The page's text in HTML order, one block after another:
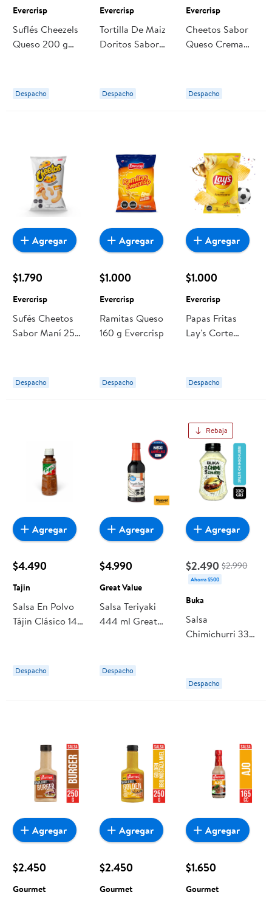
Evercrisp
Suflés Cheezels
Queso 200 g
Despacho
Evercrisp
Tortilla De Maiz
Doritos Sabor
Despacho
Evercrisp
Cheetos Sabor
Queso Crema
Despacho
$1.790
Evercrisp
Sufés Cheetos
Sabor Maní 250
Despacho
Agregar
$1.000
Evercrisp
Ramitas Queso
160 g Evercrisp
Despacho
Agregar
$1.000
Evercrisp
Papas Fritas
Lay's Corte
Despacho
Agregar
$4.490
Tajin
Salsa En Polvo
Tájin Clásico 142
Despacho
Agregar
$4.990
Great Value
Salsa Teriyaki
444 ml Great
Despacho
Agregar
Rebaja
$2.490 $2.990
Ahorra $500
Buka
Salsa
Chimichurri 330
Despacho
Agregar
$2.450
Gourmet
Agregar
$2.450
Gourmet
Agregar
$1.650
Gourmet
Agregar